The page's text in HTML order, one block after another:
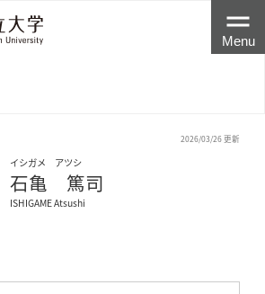
Menu
2026/03/26 更新
イシガメ アツシ
石亀 篤司
ISHIGAME Atsushi